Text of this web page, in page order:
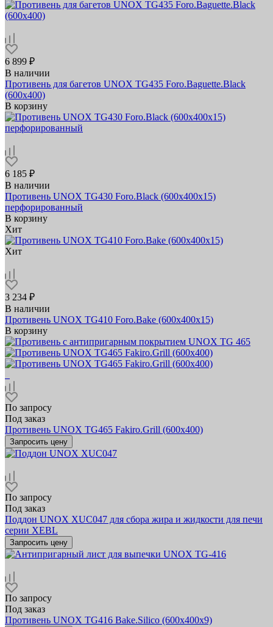
6 899 ₽
В наличии
Противень для багетов UNOX TG435 Foro.Baguette.Black
(600x400)
В корзину
6 185 ₽
В наличии
Противень UNOX TG430 Foro.Black (600x400х15)
перфорированный
В корзину
Хит
Хит
3 234 ₽
В наличии
Противень UNOX TG410 Foro.Bake (600x400x15)
В корзину
По запросу
Под заказ
Противень UNOX TG465 Fakiro.Grill (600х400)
Запросить цену
По запросу
Под заказ
Поддон UNOX XUC047 для сбора жира и жидкости для печи
серии XEBL
Запросить цену
По запросу
Под заказ
Противень UNOX TG416 Bake.Silico (600х400x9)